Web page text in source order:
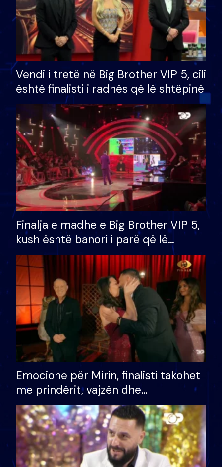
Vendi i tretë në Big Brother VIP 5, cili
është finalisti i radhës që lë shtëpinë
Finalja e madhe e Big Brother VIP 5,
kush është banori i parë që lë
shtëpinë dhe humb mundësinë për
të fituar çmimin e madh
Emocione për Mirin, finalisti takohet
me prindërit, vajzën dhe
bashkëshorten: S’kemi ndonjë letër
divorci apo jo?